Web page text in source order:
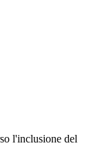
l'inclusione del